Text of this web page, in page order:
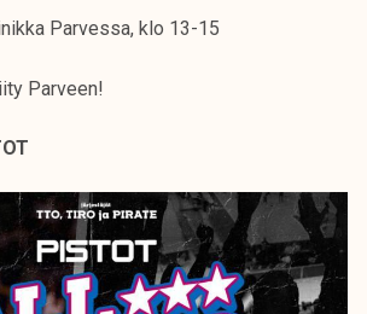
Parvessa, klo 13-15
Parveen!